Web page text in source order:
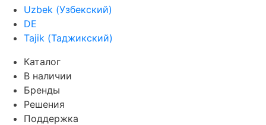
Uzbek (Узбекский)
DE
Tajik (Таджикский)
Каталог
В наличии
Бренды
Решения
Поддержка